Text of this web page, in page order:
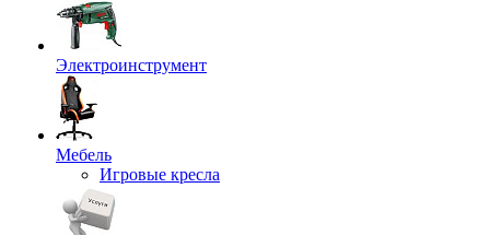
Электроинструмент
Мебель
Игровые кресла